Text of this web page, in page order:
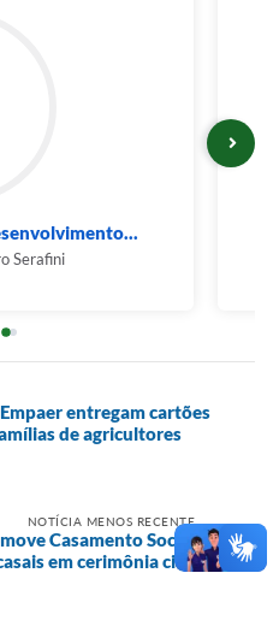
Desenvolvimento...
Pedro Serafini
entregam cartões
de agricultores
NOTÍCIA MENOS RECENTE
Casamento Social
em cerimônia civil